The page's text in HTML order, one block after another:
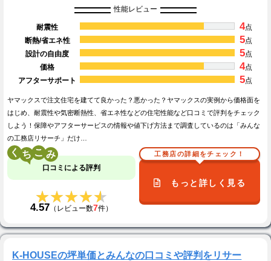
性能レビュー
耐震性 4点
断熱/省エネ性
5点
設計の自由度
5点
価格
4点
アフターサポート
5点
ヤマックスで注文住宅を建てて良かった？悪かった？ヤマックスの実例から価格面を
はじめ、耐震性や気密断熱性、省エネ性などの住宅性能など口コミで評判をチェック
しよう！保障やアフターサービスの情報や値下げ方法まで調査しているのは「みんな
の工務店リサーチ」だけ…
く こ
口コミによる評判
★★★★★
★★★★★
4.57 （レビュー数7件）
工務店の詳細をチェック！
もっと詳しく見る
K-HOUSEの坪単価とみんなの口コミや評判をリサー